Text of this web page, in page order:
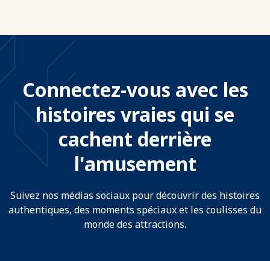
Connectez-vous avec les
histoires vraies qui se
cachent derrière
l'amusement
Suivez nos médias sociaux pour découvrir des histoires
authentiques, des moments spéciaux et les coulisses du
monde des attractions.